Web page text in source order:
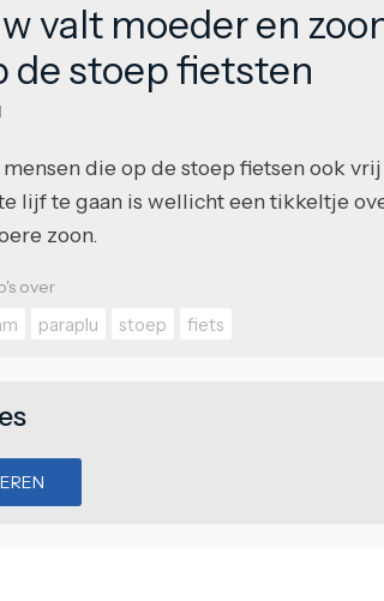
valt moeder en
de stoep fietsten
die op de stoep fietsen ook
lijf te gaan is wellicht een tikkeltje
zoon.
over
paraplu stoep fiets